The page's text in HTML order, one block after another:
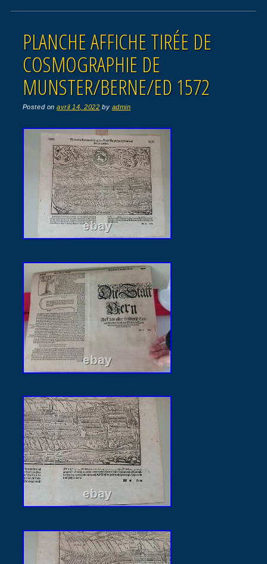
PLANCHE AFFICHE TIRÉE DE
COSMOGRAPHIE DE
MUNSTER/BERNE/ED 1572
Posted onavril 14, 2022 by admin